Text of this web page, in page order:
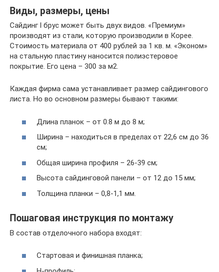
Виды, размеры, цены
Сайдинг l брус может быть двух видов. «Премиум»
производят из стали, которую производили в Корее.
Стоимость материала от 400 рублей за 1 кв. м. «Эконом»
на стальную пластину наносится полиэстеровое
покрытие. Его цена – 300 за м2.
Каждая фирма сама устанавливает размер сайдингового
листа. Но во основном размеры бывают такими:
Длина планок – от 0.8 м до 8 м;
Ширина – находиться в пределах от 22,6 см до 36
см;
Общая ширина профиля – 26-39 см;
Высота сайдинговой панели – от 12 до 15 мм;
Толщина планки – 0,8-1,1 мм.
Пошаговая инструкция по монтажу
В состав отделочного набора входят:
Стартовая и финишная планка;